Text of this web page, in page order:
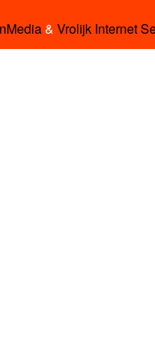
& Vrolijk Internet